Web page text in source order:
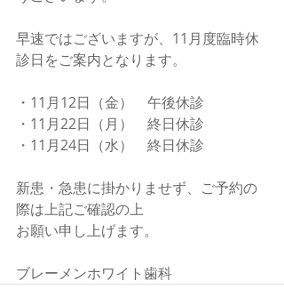
早速ではございますが、11月度臨時休
診日をご案内となります。
・11月12日（金）　午後休診
・11月22日（月）　終日休診
・11月24日（水）　終日休診
新患・急患に掛かりませず、ご予約の
際は上記ご確認の上
お願い申し上げます。
ブレーメンホワイト歯科